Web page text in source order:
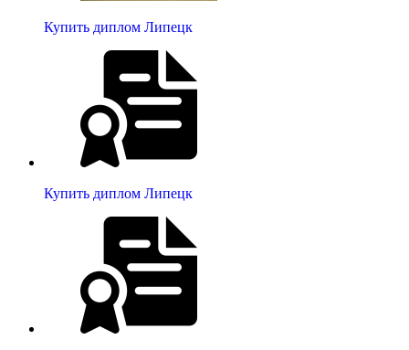
Купить диплом Липецк
Купить диплом Липецк